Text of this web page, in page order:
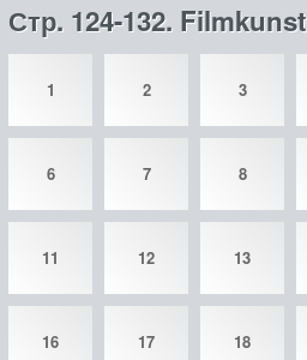
Стр. 124-132. Filmkunst
1 2 3
6 7 8
11 12 13
16 17 18